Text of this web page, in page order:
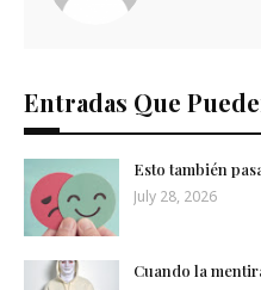
Entradas Que
Esto también
July 28, 2026
Cuando la